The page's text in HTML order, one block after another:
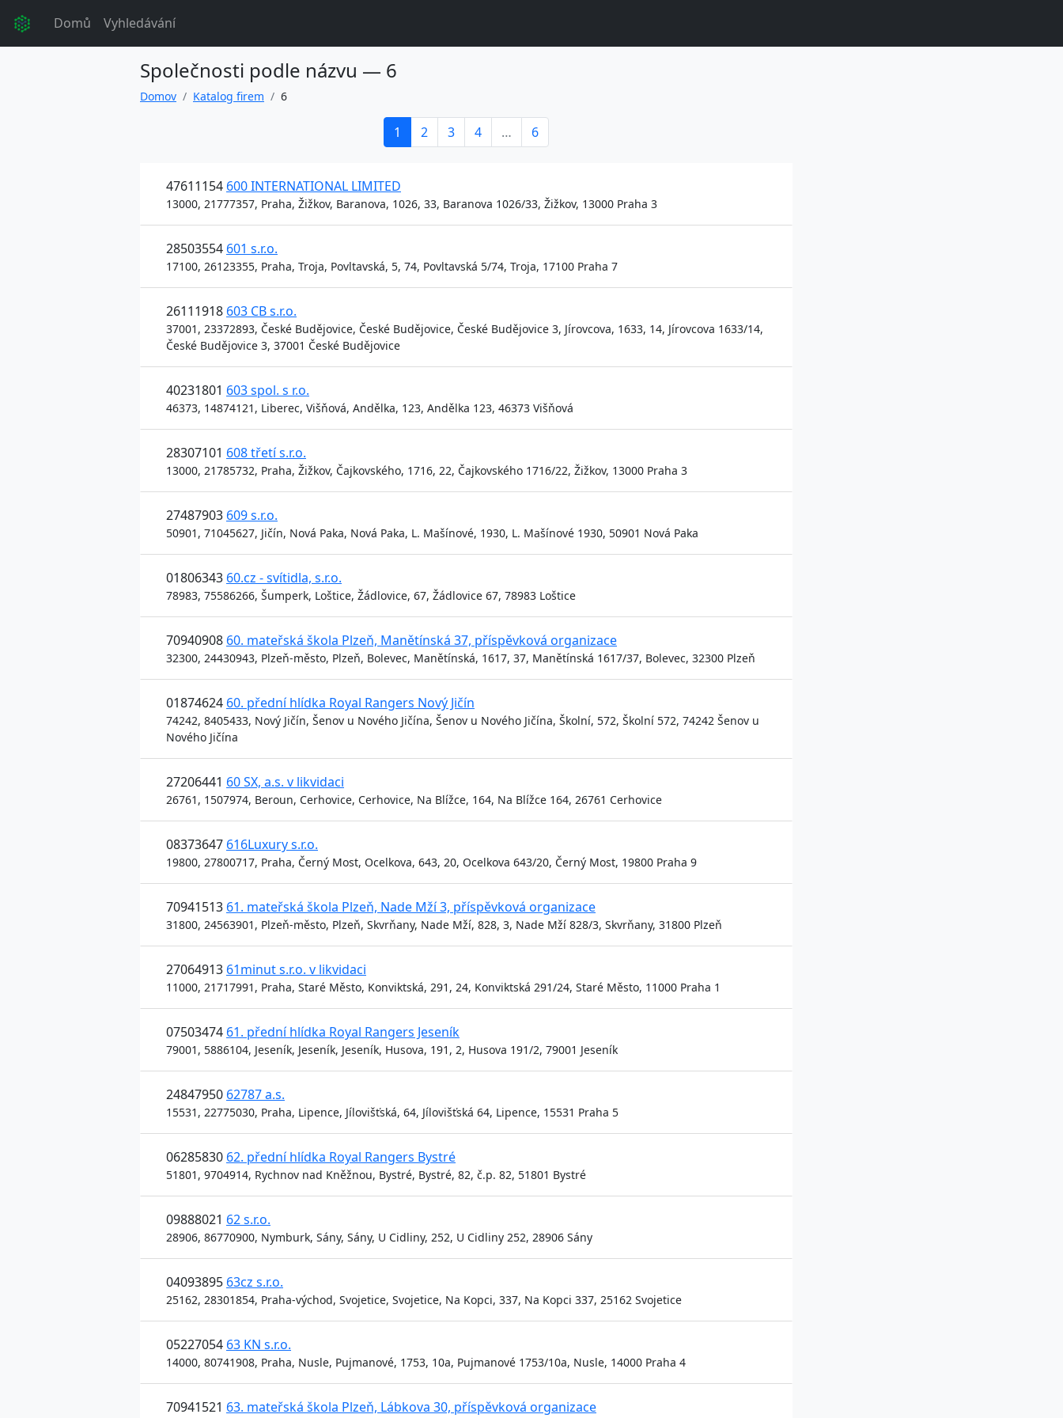
Domů Vyhledávání
Společnosti podle názvu — 6
Domov Katalog firem 6
1 2 3 4 … 6
47611154 600 INTERNATIONAL LIMITED
13000, 21777357, Praha, Žižkov, Baranova, 1026, 33, Baranova 1026/33, Žižkov, 13000 Praha 3
28503554 601 s.r.o.
17100, 26123355, Praha, Troja, Povltavská, 5, 74, Povltavská 5/74, Troja, 17100 Praha 7
26111918 603 CB s.r.o.
37001, 23372893, České Budějovice, České Budějovice, České Budějovice 3, Jírovcova, 1633, 14, Jírovcova 1633/14,
České Budějovice 3, 37001 České Budějovice
40231801 603 spol. s r.o.
46373, 14874121, Liberec, Višňová, Andělka, 123, Andělka 123, 46373 Višňová
28307101 608 třetí s.r.o.
13000, 21785732, Praha, Žižkov, Čajkovského, 1716, 22, Čajkovského 1716/22, Žižkov, 13000 Praha 3
27487903 609 s.r.o.
50901, 71045627, Jičín, Nová Paka, Nová Paka, L. Mašínové, 1930, L. Mašínové 1930, 50901 Nová Paka
01806343 60.cz - svítidla, s.r.o.
78983, 75586266, Šumperk, Loštice, Žádlovice, 67, Žádlovice 67, 78983 Loštice
70940908 60. mateřská škola Plzeň, Manětínská 37, příspěvková organizace
32300, 24430943, Plzeň-město, Plzeň, Bolevec, Manětínská, 1617, 37, Manětínská 1617/37, Bolevec, 32300 Plzeň
01874624 60. přední hlídka Royal Rangers Nový Jičín
74242, 8405433, Nový Jičín, Šenov u Nového Jičína, Šenov u Nového Jičína, Školní, 572, Školní 572, 74242 Šenov u
Nového Jičína
27206441 60 SX, a.s. v likvidaci
26761, 1507974, Beroun, Cerhovice, Cerhovice, Na Blížce, 164, Na Blížce 164, 26761 Cerhovice
08373647 616Luxury s.r.o.
19800, 27800717, Praha, Černý Most, Ocelkova, 643, 20, Ocelkova 643/20, Černý Most, 19800 Praha 9
70941513 61. mateřská škola Plzeň, Nade Mží 3, příspěvková organizace
31800, 24563901, Plzeň-město, Plzeň, Skvrňany, Nade Mží, 828, 3, Nade Mží 828/3, Skvrňany, 31800 Plzeň
27064913 61minut s.r.o. v likvidaci
11000, 21717991, Praha, Staré Město, Konviktská, 291, 24, Konviktská 291/24, Staré Město, 11000 Praha 1
07503474 61. přední hlídka Royal Rangers Jeseník
79001, 5886104, Jeseník, Jeseník, Jeseník, Husova, 191, 2, Husova 191/2, 79001 Jeseník
24847950 62787 a.s.
15531, 22775030, Praha, Lipence, Jílovišťská, 64, Jílovišťská 64, Lipence, 15531 Praha 5
06285830 62. přední hlídka Royal Rangers Bystré
51801, 9704914, Rychnov nad Kněžnou, Bystré, Bystré, 82, č.p. 82, 51801 Bystré
09888021 62 s.r.o.
28906, 86770900, Nymburk, Sány, Sány, U Cidliny, 252, U Cidliny 252, 28906 Sány
04093895 63cz s.r.o.
25162, 28301854, Praha-východ, Svojetice, Svojetice, Na Kopci, 337, Na Kopci 337, 25162 Svojetice
05227054 63 KN s.r.o.
14000, 80741908, Praha, Nusle, Pujmanové, 1753, 10a, Pujmanové 1753/10a, Nusle, 14000 Praha 4
70941521 63. mateřská škola Plzeň, Lábkova 30, příspěvková organizace